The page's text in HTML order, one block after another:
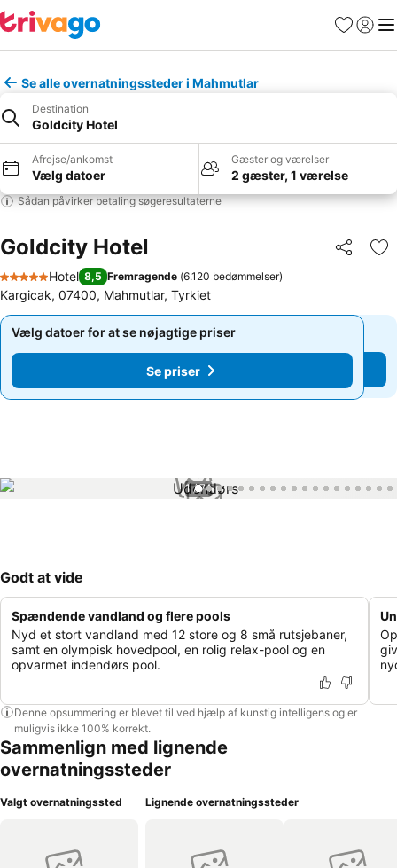
Favoritter
Log ind
Se alle overnatningssteder i Mahmutlar
Destination
Goldcity Hotel
Afrejse/ankomst
Vælg datoer
Gæster og værelser
2 gæster, 1 værelse
Sådan påvirker betaling søgeresultaterne
Goldcity Hotel Del
5 Stjerner
Hotel 8,5 Fremragende (6.120 bedømmelser)
Kargicak, 07400, Mahmutlar, Tyrkiet
Vælg datoer for at se nøjagtige priser
Se priser
Vælg datoer for at se nøjagtige priser
Se priser
1 / 74
Godt at vide
Spændende vandland og flere pools
Nyd et stort vandland med 12 store og 8 små rutsjebaner,
samt en olympisk hovedpool, en rolig relax-pool og en
opvarmet indendørs pool.
Denne opsummering er blevet til ved hjælp af kunstig intelligens og er
muligvis ikke 100% korrekt.
Sammenlign med lignende
overnatningssteder
Valgt overnatningssted Lignende overnatningssteder